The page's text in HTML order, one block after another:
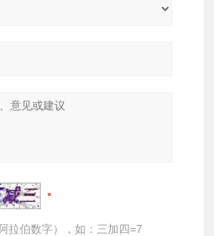
拉伯数字），如：三加四=7